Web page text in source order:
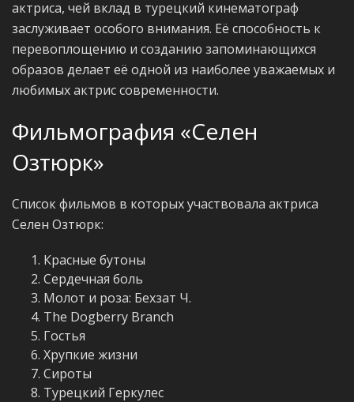
актриса, чей вклад в турецкий кинематограф
заслуживает особого внимания. Её способность к
перевоплощению и созданию запоминающихся
образов делает её одной из наиболее уважаемых и
любимых актрис современности.
Фильмография «Селен
Озтюрк»
Список фильмов в которых участвовала актриса
Селен Озтюрк:
Красные бутоны
Сердечная боль
Молот и роза: Бехзат Ч.
The Dogberry Branch
Гостья
Хрупкие жизни
Сироты
Турецкий Геркулес